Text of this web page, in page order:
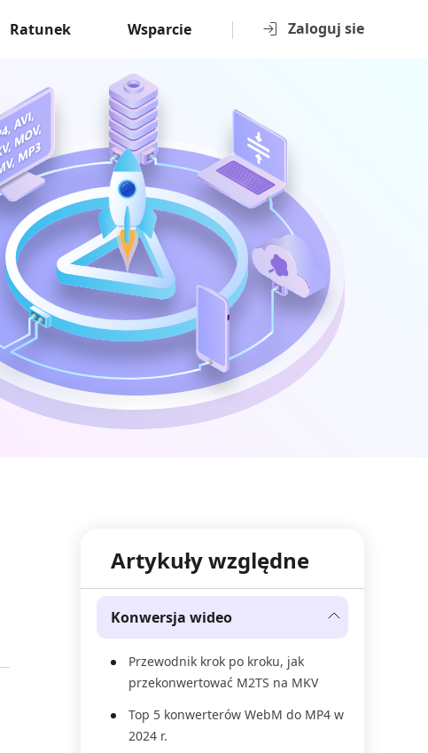
Zaloguj sie
Ratunek Wsparcie
Artykuły względne
Konwersja wideo
Przewodnik krok po kroku, jak
przekonwertować M2TS na MKV
Top 5 konwerterów WebM do MP4 w
2024 r.